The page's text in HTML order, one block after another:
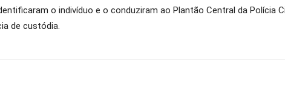
o indivíduo e o conduziram ao Plantão Central da Polícia
de custódia.